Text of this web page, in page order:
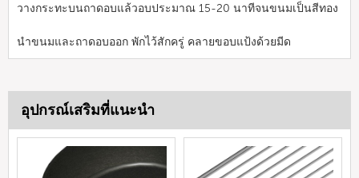
วางกระทะบนถาดอบแล้วอบประมาณ 15-20 นาทีจนขนมเป็นสีทอง
นำขนมและถาดอบออก พักไว้สักครู่ คลายขอบแป้งด้วยมีด
อุปกรณ์เสริมที่แนะนำ